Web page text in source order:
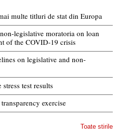
multe titluri de stat din Europa
legislative moratoria on loan
of the COVID-19 crisis
on legislative and non-
test results
exercise
Toate stirile